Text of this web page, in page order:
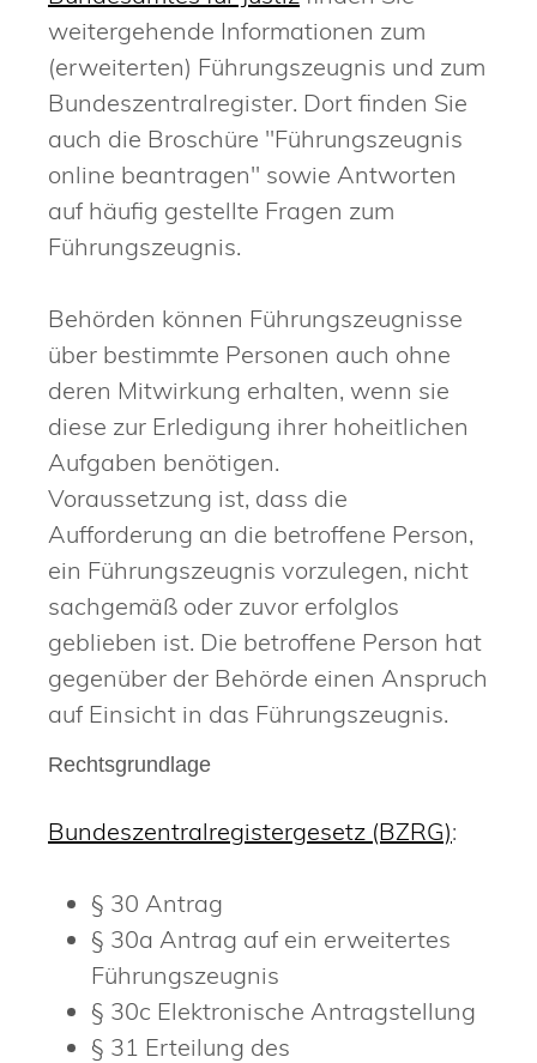
weitergehende Informationen zum
(erweiterten) Führungszeugnis und zum
Bundeszentralregister. Dort finden Sie
auch die Broschüre "Führungszeugnis
online beantragen" sowie Antworten
auf häufig gestellte Fragen zum
Führungszeugnis.
Behörden können Führungszeugnisse
über bestimmte Personen auch ohne
deren Mitwirkung erhalten, wenn sie
diese zur Erledigung ihrer hoheitlichen
Aufgaben benötigen.
Voraussetzung ist, dass die
Aufforderung an die betroffene Person,
ein Führungszeugnis vorzulegen, nicht
sachgemäß oder zuvor erfolglos
geblieben ist. Die betroffene Person hat
gegenüber der Behörde einen Anspruch
auf Einsicht in das Führungszeugnis.
Rechtsgrundlage
Bundeszentralregistergesetz (BZRG):
§ 30 Antrag
§ 30a Antrag auf ein erweitertes
Führungszeugnis
§ 30c Elektronische Antragstellung
§ 31 Erteilung des